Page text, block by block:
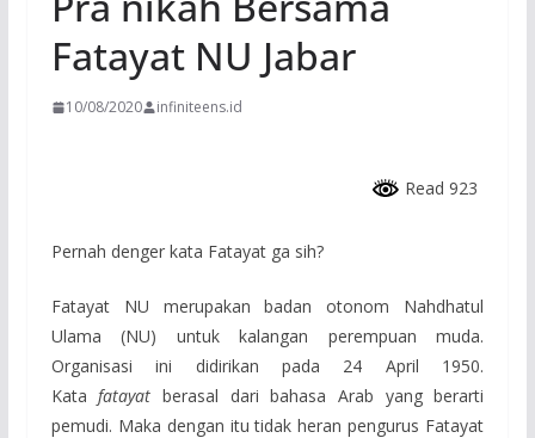
Fatayat NU Jabar
10/08/2020 infiniteens.id
Read 923
Pernah denger kata Fatayat ga sih?
Fatayat NU merupakan badan otonom Nahdhatul
Ulama (NU) untuk kalangan perempuan muda.
Organisasi ini didirikan pada 24 April 1950.
Katafatayat berasal dari bahasa Arab yang berarti
pemudi. Maka dengan itu tidak heran pengurus Fatayat